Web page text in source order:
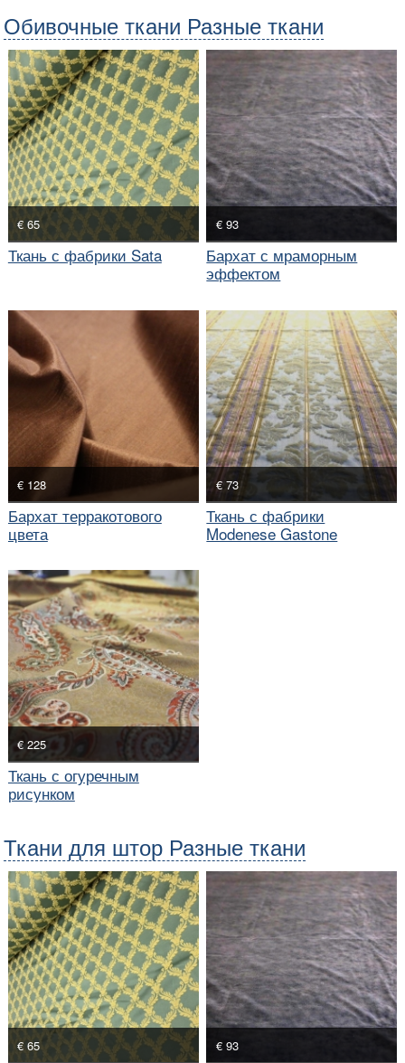
Обивочные ткани Разные ткани
€ 65
Ткань с фабрики Sata
€ 93
Бархат с мраморным
эффектом
€ 128
Бархат терракотового
цвета
€ 73
Ткань с фабрики
Modenese Gastone
€ 225
Ткань с огуречным
рисунком
Ткани для штор Разные ткани
€ 65 € 93